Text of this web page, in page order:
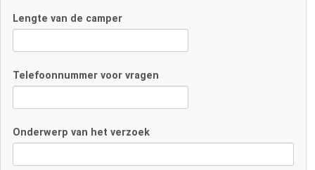
Lengte van de camper
Telefoonnummer voor vragen
Onderwerp van het verzoek